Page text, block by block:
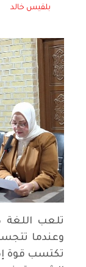
بلقيس خالد
تلعب اللغة
وعندما
تكتسب قوة